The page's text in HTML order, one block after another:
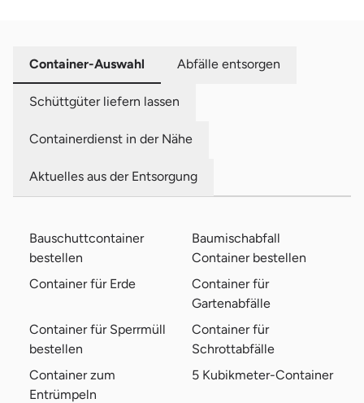
Container-Auswahl Abfälle entsorgen
Schüttgüter liefern lassen
Containerdienst in der Nähe
Aktuelles aus der Entsorgung
Bauschuttcontainer
bestellen
Baumischabfall
Container bestellen
Container für Erde
Container für
Gartenabfälle
Container für Sperrmüll
bestellen
Container für
Schrottabfälle
Container zum
Entrümpeln
5 Kubikmeter-Container